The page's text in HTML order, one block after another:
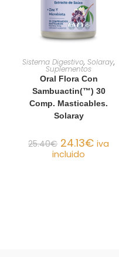
AÑADIR AL CARRITO
Sistema Digestivo, Solaray,
Suplementos
Oral Flora Con
Sambuactin(™) 30
Comp. Masticables.
Solaray
25.40€ 24.13€ iva
incluido